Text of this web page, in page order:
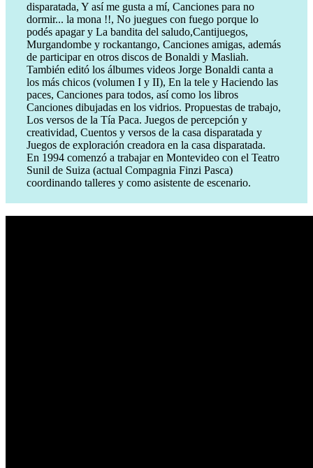
disparatada, Y así me gusta a mí, Canciones para no
dormir... la mona !!, No juegues con fuego porque lo
podés apagar y La bandita del saludo,Cantijuegos,
Murgandombe y rockantango, Canciones amigas, además
de participar en otros discos de Bonaldi y Masliah.
También editó los álbumes videos Jorge Bonaldi canta a
los más chicos (volumen I y II), En la tele y Haciendo las
paces, Canciones para todos, así como los libros
Canciones dibujadas en los vidrios. Propuestas de trabajo,
Los versos de la Tía Paca. Juegos de percepción y
creatividad, Cuentos y versos de la casa disparatada y
Juegos de exploración creadora en la casa disparatada.
En 1994 comenzó a trabajar en Montevideo con el Teatro
Sunil de Suiza (actual Compagnia Finzi Pasca)
coordinando talleres y como asistente de escenario.